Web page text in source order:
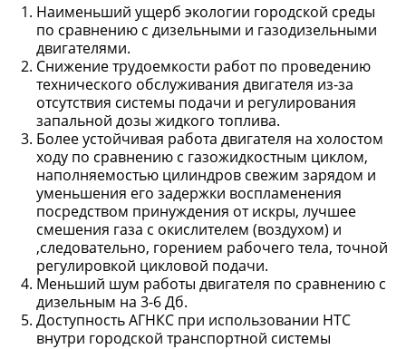
Наименьший ущерб экологии городской среды
по сравнению с дизельными и газодизельными
двигателями.
Снижение трудоемкости работ по проведению
технического обслуживания двигателя из-за
отсутствия системы подачи и регулирования
запальной дозы жидкого топлива.
Более устойчивая работа двигателя на холостом
ходу по сравнению с газожидкостным циклом,
наполняемостью цилиндров свежим зарядом и
уменьшения его задержки воспламенения
посредством принуждения от искры, лучшее
смешения газа с окислителем (воздухом) и
,следовательно, горением рабочего тела, точной
регулировкой цикловой подачи.
Меньший шум работы двигателя по сравнению с
дизельным на 3-6 Дб.
Доступность АГНКС при использовании НТС
внутри городской транспортной системы